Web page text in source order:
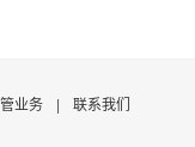
业务 联系我们